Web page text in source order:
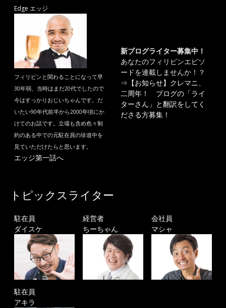
Edge エッジ
フィリピンと関わることになって早
30年弱、当時はまだ20代でしたので
今はすっかりおじいちゃんです。だ
いたい90年代前半から2000年頃にか
けてのお話です。立場も含め色々制
約のある中での元駐在員の珍道中を
見ていただけたらと思います。
エッジ第一話へ
新ブログライター募集中！
あなたのフィリピンエピソ
ードを連載しませんか！？
⇒ 【お知らせ】クレマニ、
二周年！ ブログの「ライ
ターさん」と翻訳をしてく
ださる方募集！
トピックスライター
駐在員
ダイスケ
経営者
ちーちゃん
会社員
マシャ
駐在員
アキラ